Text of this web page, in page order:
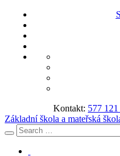
Kontakt: 577
Základní škola a mateřská